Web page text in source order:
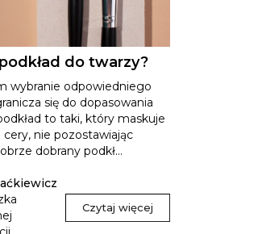
do twarzy?
wybranie odpowiedniego
się do dopasowania
to taki, który maskuje
cery, nie pozostawiając
dobrany podkł...
Czytaj więcej